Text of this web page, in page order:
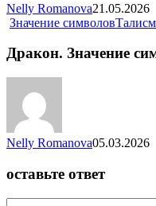
Nelly Romanova21.05.2026
Значение символов
Дракон. Значение
Nelly Romanova05.03.2026
оставьте ответ